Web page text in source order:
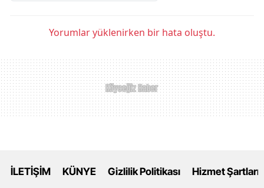
Yorumlar yüklenirken bir hata oluştu.
İLETİŞİM KÜNYE Gizlilik Politikası Hizmet Şartları